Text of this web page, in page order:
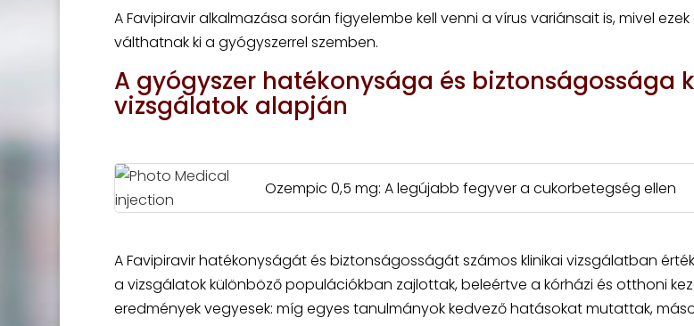
A Favipiravir alkalmazása során figyelembe kell venni a vírus variánsait is, mivel
válthatnak ki a gyógyszerrel szemben.
A gyógyszer hatékonysága és biztonságossága
vizsgálatok alapján
Ozempic 0,5 mg: A legújabb fegyver a cukorbetegség ellen
A Favipiravir hatékonyságát és biztonságosságát számos klinikai vizsgálatban
a vizsgálatok különböző populációkban zajlottak, beleértve a kórházi és otthoni
eredmények vegyesek: míg egyes tanulmányok kedvező hatásokat mutattak,